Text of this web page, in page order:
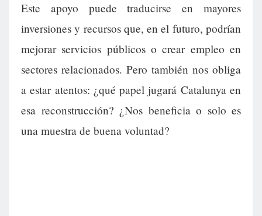
Este apoyo puede traducirse en mayores
inversiones y recursos que, en el futuro, podrían
mejorar servicios públicos o crear empleo en
sectores relacionados. Pero también nos obliga
a estar atentos: ¿qué papel jugará Catalunya en
esa reconstrucción? ¿Nos beneficia o solo es
una muestra de buena voluntad?